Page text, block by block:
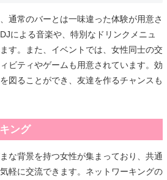
通常のバーとは一味違った体験が用意さ
による音楽や、特別なドリンクメニュ
す。また、イベントでは、女性同士の交
ビティやゲームも用意されています。効
図ることができ、友達を作るチャンスも
ング
な背景を持つ女性が集まっており、共通
軽に交流できます。ネットワーキングの